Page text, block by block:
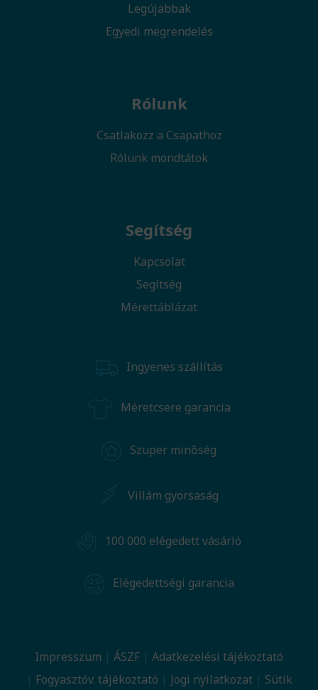
Legújabbak
Egyedi megrendelés
Rólunk
Csatlakozz a Csapathoz
Rólunk mondtátok
Segítség
Kapcsolat
Segítség
Mérettáblázat
Ingyenes szállítás
Méretcsere garancia
Szuper minőség
Villám gyorsaság
100 000 elégedett vásárló
Elégedettségi garancia
Impresszum ÁSZF
Adatkezelési tájékoztató
Fogyasztóv. tájékoztató
Jogi nyilatkozat Sütik